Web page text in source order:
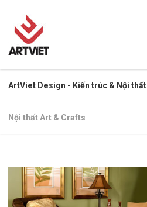
ArtViet Design - Kiến trúc & Nội thất
Nội thất Art & Crafts